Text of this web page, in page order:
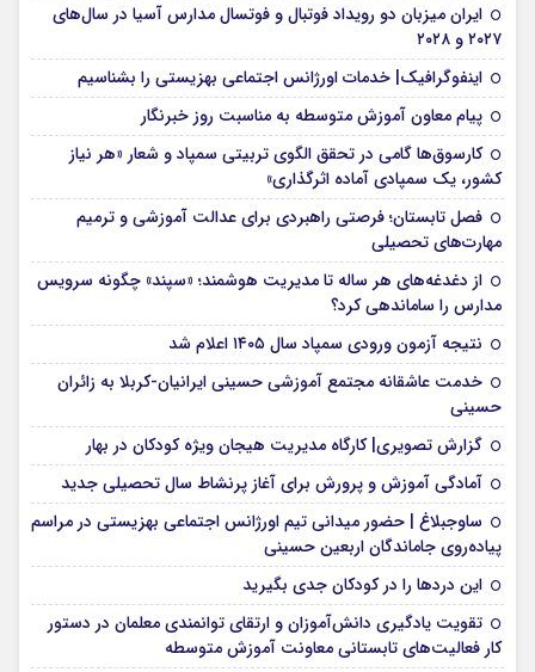
ایران میزبان دو رویداد فوتبال و فوتسال مدارس آسیا در سال‌های
۲۰۲۷ و ۲۰۲۸
اینفوگرافیک| خدمات اورژانس اجتماعی بهزیستی را بشناسیم
پیام معاون آموزش متوسطه به مناسبت روز خبرنگار
کارسوق‌ها گامی در تحقق الگوی تربیتی سمپاد و شعار «هر نیاز
کشور، یک سمپادی آماده اثرگذاری»
فصل تابستان؛ فرصتی راهبردی برای عدالت آموزشی و ترمیم
مهارت‌های تحصیلی
از دغدغه‌های هر ساله تا مدیریت هوشمند؛ «سپند» چگونه سرویس
مدارس را ساماندهی کرد؟
نتیجه آزمون ورودی سمپاد سال ۱۴۰۵ اعلام شد
خدمت عاشقانه مجتمع آموزشی‌ حسینی ایرانیان-کربلا به زائران
حسینی
گزارش تصویری| کارگاه مدیریت هیجان ویژه کودکان در بهار
آمادگی آموزش و پرورش برای آغاز پرنشاط سال تحصیلی جدید
ساوجبلاغ | حضور میدانی تیم اورژانس اجتماعی بهزیستی در مراسم
پیاده‌روی جاماندگان اربعین حسینی
این درد‌ها را در کودکان جدی بگیرید
تقویت یادگیری دانش‌آموزان و ارتقای توانمندی معلمان در دستور
کار فعالیت‌های تابستانی معاونت آموزش متوسطه